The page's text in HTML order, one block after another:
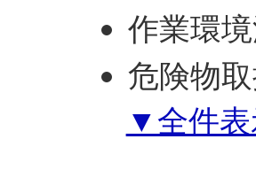
作業環
危険物
▼全件表